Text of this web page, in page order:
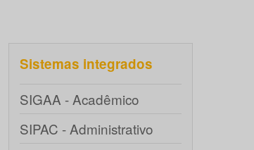
Sistemas integrados
SIGAA - Acadêmico
SIPAC - Administrativo